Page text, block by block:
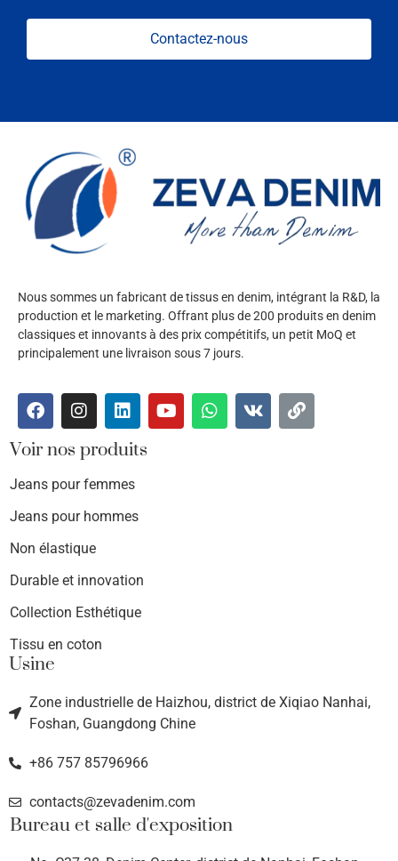
Contactez-nous
Nous sommes un fabricant de tissus en denim, intégrant la R&D, la
production et le marketing. Offrant plus de 200 produits en denim
classiques et innovants à des prix compétitifs, un petit MoQ et
principalement une livraison sous 7 jours.
Voir nos produits
Jeans pour femmes
Jeans pour hommes
Non élastique
Durable et innovation
Collection Esthétique
Tissu en coton
Usine
Zone industrielle de Haizhou, district de Xiqiao Nanhai,
Foshan, Guangdong Chine
+86 757 85796966
contacts@zevadenim.com
Bureau et salle d'exposition